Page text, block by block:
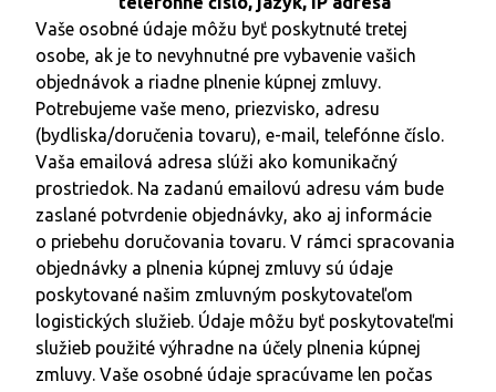
Vaše osobné údaje môžu byť poskytnuté tretej
osobe, ak je to nevyhnutné pre vybavenie vašich
objednávok a riadne plnenie kúpnej zmluvy.
Potrebujeme vaše meno, priezvisko, adresu
(bydliska/doručenia tovaru), e-mail, telefónne číslo.
Vaša emailová adresa slúži ako komunikačný
prostriedok. Na zadanú emailovú adresu vám bude
zaslané potvrdenie objednávky, ako aj informácie
o priebehu doručovania tovaru. V rámci spracovania
objednávky a plnenia kúpnej zmluvy sú údaje
poskytované našim zmluvným poskytovateľom
logistických služieb. Údaje môžu byť poskytovateľmi
služieb použité výhradne na účely plnenia kúpnej
zmluvy. Vaše osobné údaje spracúvame len počas